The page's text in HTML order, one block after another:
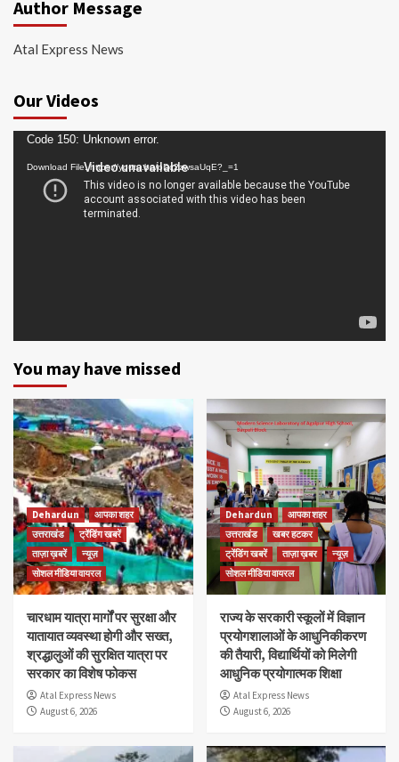
Author Message
Atal Express News
Our Videos
Video
Player
Code 150: Unknown error.
Download File: https://youtu.be/oDc2zwsaUqE?_=1
You may have missed
Dehardun
आपका शहर
उत्तराखंड
ट्रेंडिंग खबरें
ताज़ा ख़बरें
न्यूज़
सोशल मीडिया वायरल
चारधाम यात्रा मार्गों पर सुरक्षा और
यातायात व्यवस्था होगी और सख्त,
श्रद्धालुओं की सुरक्षित यात्रा पर
सरकार का विशेष फोकस
Atal Express News
August 6, 2026
Dehardun
आपका शहर
उत्तराखंड
खबर हटकर
ट्रेंडिंग खबरें
ताज़ा ख़बर
न्यूज़
सोशल मीडिया वायरल
राज्य के सरकारी स्कूलों में विज्ञान
प्रयोगशालाओं के आधुनिकीकरण
की तैयारी, विद्यार्थियों को मिलेगी
आधुनिक प्रयोगात्मक शिक्षा
Atal Express News
August 6, 2026